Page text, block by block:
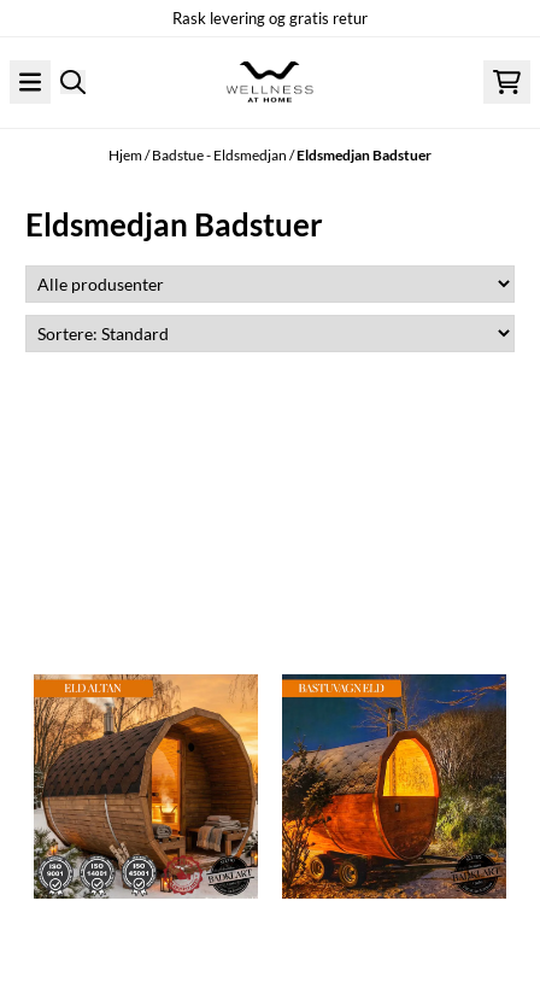
Rask levering og gratis retur
Hjem/Badstue - Eldsmedjan /Eldsmedjan Badstuer
Eldsmedjan Badstuer